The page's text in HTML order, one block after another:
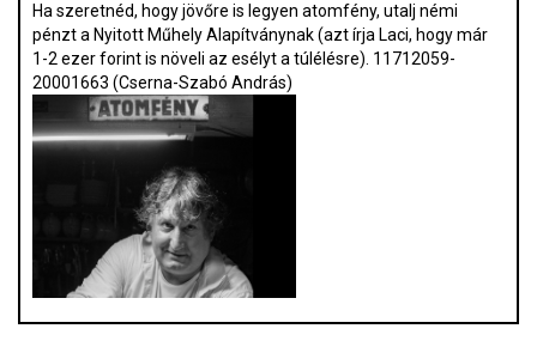
Ha szeretnéd, hogy jövőre is legyen atomfény, utalj némi
pénzt a Nyitott Műhely Alapítványnak (azt írja Laci, hogy már
1-2 ezer forint is növeli az esélyt a túlélésre). 11712059-
20001663 (Cserna-Szabó András)